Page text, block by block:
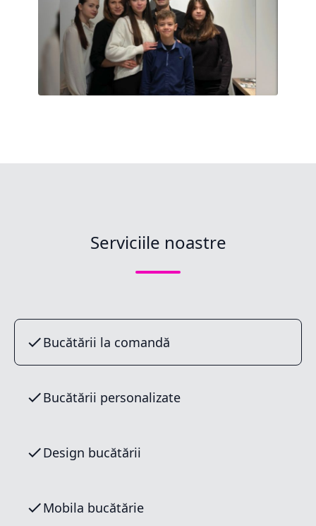
Serviciile noastre
Bucătării la comandă
Bucătării personalizate
Design bucătării
Mobila bucătărie